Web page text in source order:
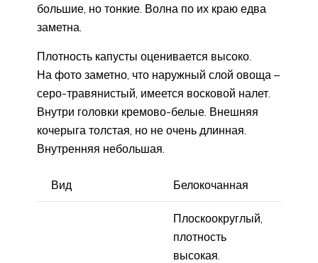
большие, но тонкие. Волна по их краю едва
заметна.
Плотность капусты оценивается высоко.
На фото заметно, что наружный слой овоща –
серо-травянистый, имеется восковой налет.
Внутри головки кремово-белые. Внешняя
кочерыга толстая, но не очень длинная.
Внутренняя небольшая.
Вид Белокочанная
Плоскоокруглый,
плотность
высокая.